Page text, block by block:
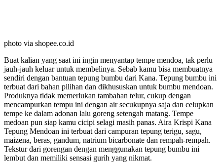
photo via shopee.co.id
Buat kalian yang saat ini ingin menyantap tempe mendoa, tak perlu
jauh-jauh keluar untuk membelinya. Sebab kamu bisa membuatnya
sendiri dengan bantuan tepung bumbu dari Kana. Tepung bumbu ini
terbuat dari bahan pilihan dan dikhususkan untuk bumbu mendoan.
Produknya tidak memerlukan tambahan telur, cukup dengan
mencampurkan tempu ini dengan air secukupnya saja dan celupkan
tempe ke dalam adonan lalu goreng setengah matang. Tempe
medoan pun siap kamu cicipi selagi masih panas. Aira Krispi Kana
Tepung Mendoan ini terbuat dari campuran tepung terigu, sagu,
maizena, beras, gandum, natrium bicarbonate dan rempah-rempah.
Tekstur dari gorengan dengan menggunakan tepung bumbu ini
lembut dan memiliki sensasi gurih yang nikmat.